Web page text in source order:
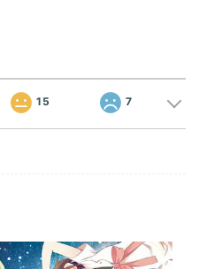
15 7